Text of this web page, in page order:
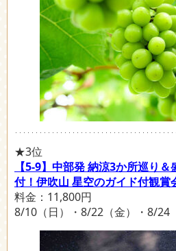
★3位
【5-9】中部発 納涼3か所巡り
付！伊吹山 星空のガイド付観賞
料金：11,800円
8/10（日）・8/22（金）・8/24